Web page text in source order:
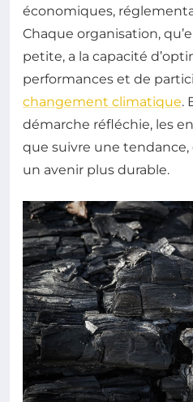
économiques,
Chaque organisation,
petite, a la capacité
performances et de
changement climatique.
démarche réfléchie, les
que suivre une tendance,
un avenir plus durable.